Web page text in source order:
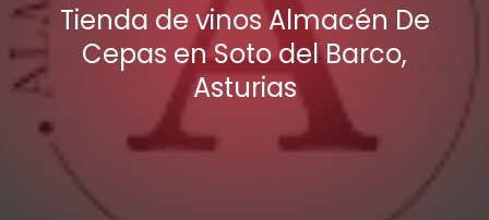
Tienda de vinos Almacén De
Cepas en Soto del Barco,
Asturias